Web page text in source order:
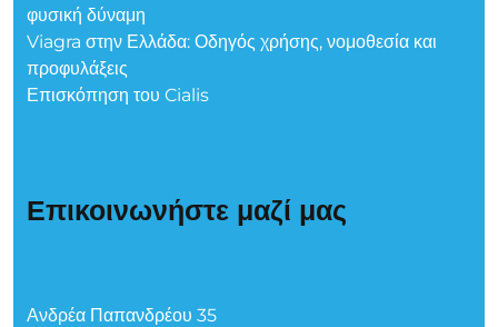
φυσική δύναμη
Viagra στην Ελλάδα: Οδηγός χρήσης, νομοθεσία και
προφυλάξεις
Επισκόπηση του Cialis
Επικοινωνήστε μαζί μας
Ανδρέα Παπανδρέου 35